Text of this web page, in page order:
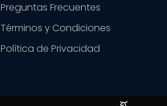
Preguntas Frecuentes
Términos y Condiciones
Política de Privacidad